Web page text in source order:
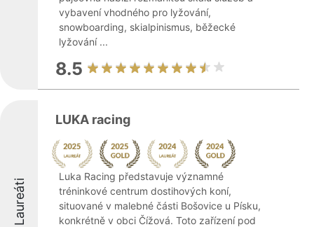
vybavení vhodného pro lyžování,
snowboarding, skialpinismus, běžecké
lyžování ...
8.5
Laureáti
LUKA racing
Luka Racing představuje významné
tréninkové centrum dostihových koní,
situované v malebné části Bošovice u Písku,
konkrétně v obci Čížová. Toto zařízení pod